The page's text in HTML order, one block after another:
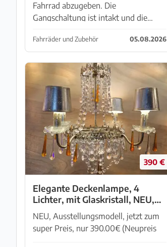
Fahrrad abzugeben. Die
Gangschaltung ist intakt und die
Bremshebel ist, wie auf den Fotos zu
sehen, verbogen, die Bremsen funkt...
Fahrräder und Zubehör 05.08.2026
390 €
Elegante Deckenlampe, 4
Lichter, mit Glaskristall, NEU,
Ausstellungsmodell, jetzt zum
super Preis
NEU, Ausstellungsmodell, jetzt zum
super Preis, nur 390.00€ (Neupreis